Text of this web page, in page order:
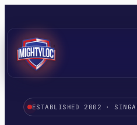
ESTABLISHED 2002 ·